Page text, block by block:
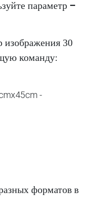
параметр –
изображения 30
команду:
-
форматов в